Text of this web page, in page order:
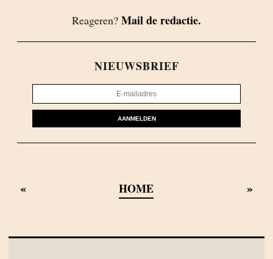
Reageren? Mail de redactie.
NIEUWSBRIEF
AANMELDEN
« HOME »